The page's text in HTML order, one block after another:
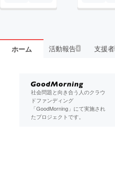
ホーム 活動報告4 支援者
社会問題と向き合う人のクラウ
ドファンディング
「GoodMorning」にて実施され
たプロジェクトです。